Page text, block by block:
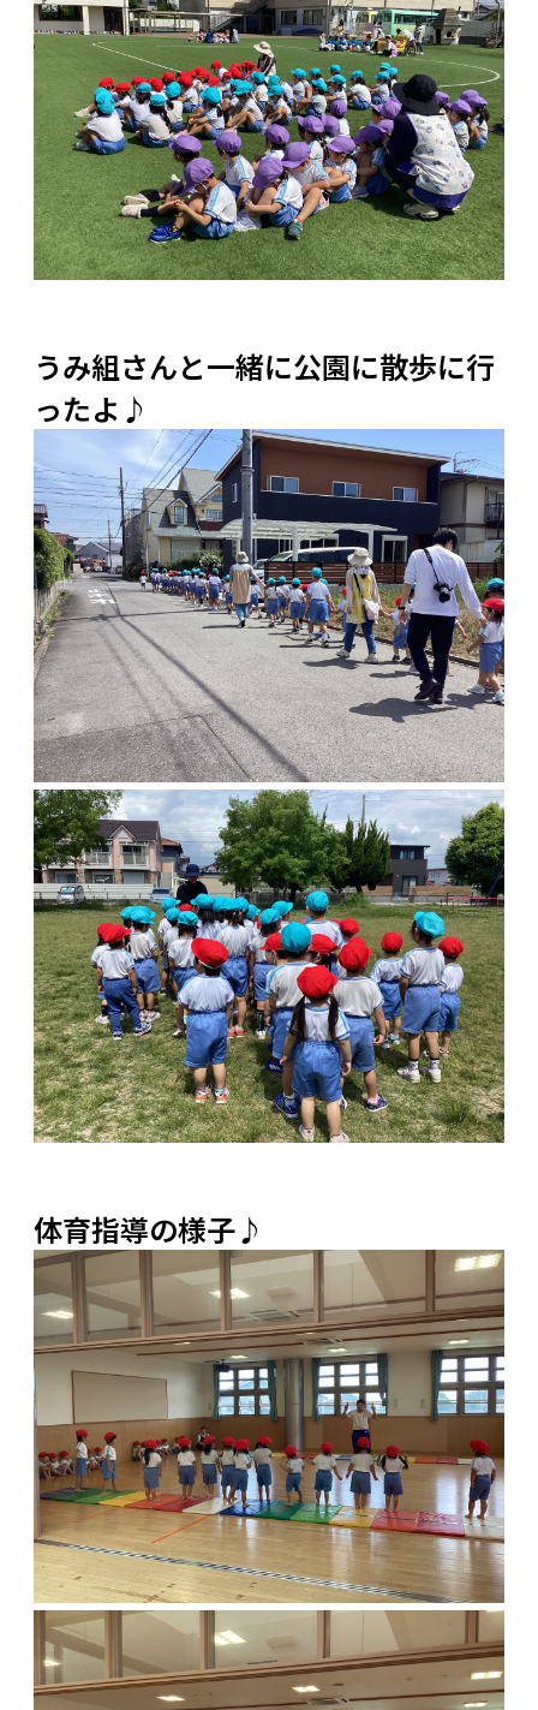
うみ組さんと一緒に公園に散歩に行
ったよ♪
体育指導の様子♪